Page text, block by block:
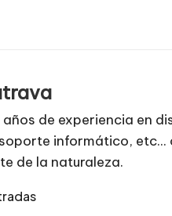
años de experiencia en
informático,
de la naturaleza.